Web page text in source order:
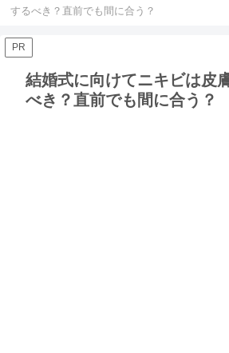
するべき？直前でも間に合う？
PR
結婚式に向けてニキビは皮
べき？直前でも間に合う？